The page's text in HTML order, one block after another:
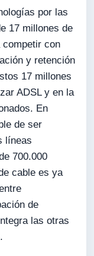
por las
17 millones de
competir con
y retención
17 millones
ADSL y en la
En
de ser
líneas
700.000
cable es ya
de
las otras